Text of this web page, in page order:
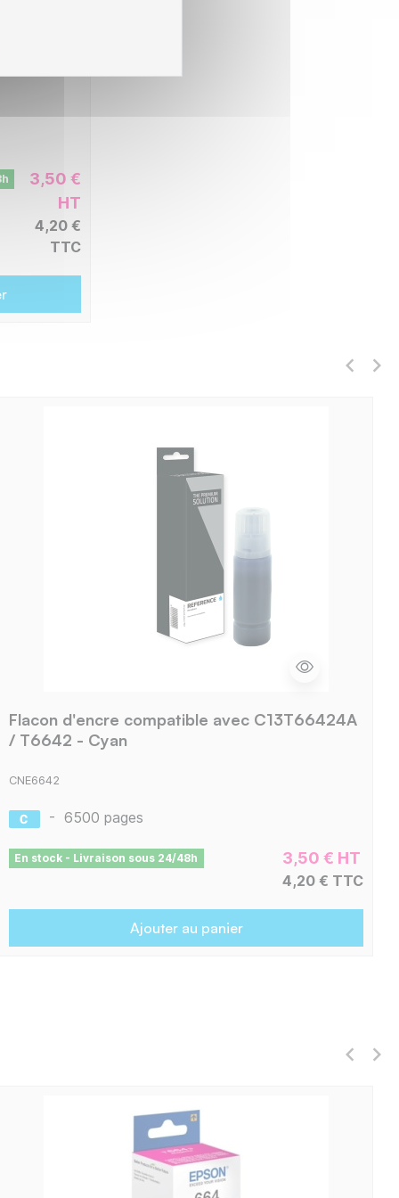
avec
3,50 €
HT
4,20 €
TTC
Flacon d'encre compatible avec C13T66424A
/ T6642 - Cyan
CNE6642
- 6500 pages
En stock - Livraison sous 24/48h 3,50 € HT
4,20 € TTC
Ajouter au panier